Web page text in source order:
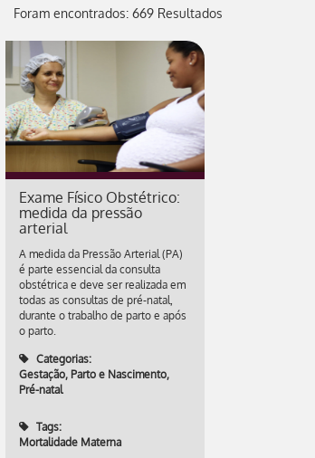
Foram encontrados: 669 Resultados
Exame Físico Obstétrico:
medida da pressão
arterial
A medida da Pressão Arterial (PA)
é parte essencial da consulta
obstétrica e deve ser realizada em
todas as consultas de pré-natal,
durante o trabalho de parto e após
o parto.
Categorias:
Gestação, Parto e Nascimento,
Pré-natal
Tags:
Mortalidade Materna